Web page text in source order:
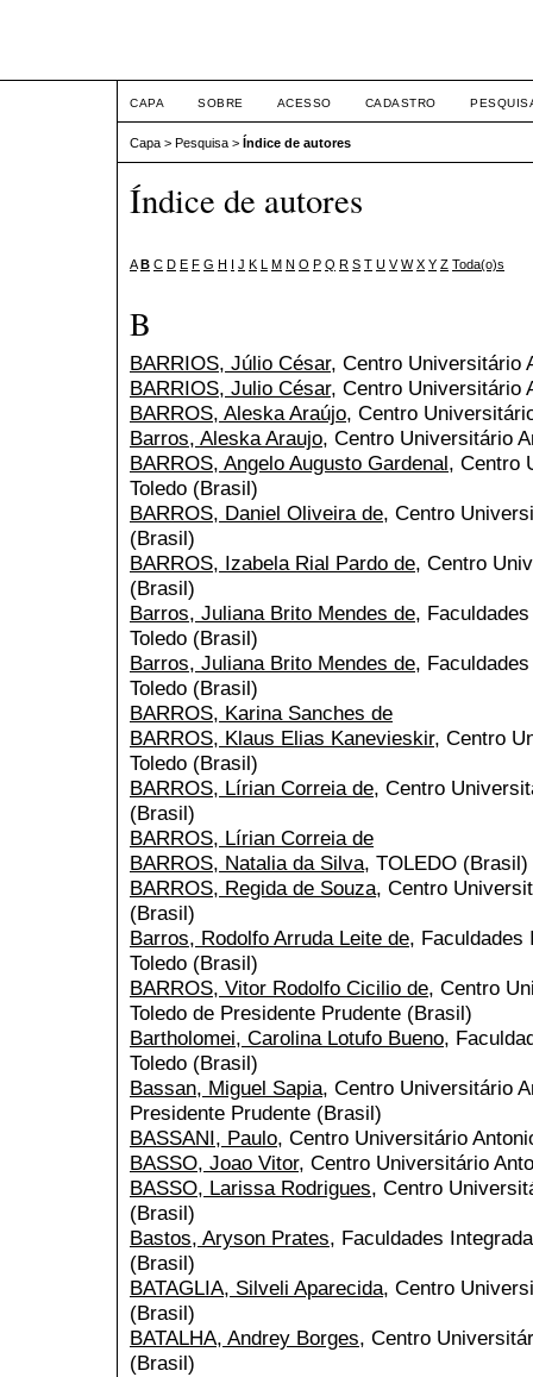
CAPA SOBRE ACESSO CADASTRO
Capa > Pesquisa > Índice de autores
Índice de autores
A B C D E F G H I J K L M N O P Q R S T U V W X Y Z Toda(o)s
B
BARRIOS, Júlio César, Centro Universitário
BARRIOS, Julio César, Centro Universitário
BARROS, Aleska Araújo, Centro
Barros, Aleska Araujo, Centro Universitário
BARROS, Angelo Augusto Gardenal, Centro
Toledo (Brasil)
BARROS, Daniel Oliveira de, Centro
(Brasil)
BARROS, Izabela Rial Pardo de, Centro
(Brasil)
Barros, Juliana Brito Mendes de,
Toledo (Brasil)
Barros, Juliana Brito Mendes de,
Toledo (Brasil)
BARROS, Karina Sanches de
BARROS, Klaus Elias Kanevieskir, Centro
Toledo (Brasil)
BARROS, Lírian Correia de, Centro
(Brasil)
BARROS, Lírian Correia de
BARROS, Natalia da Silva, TOLEDO (Brasil)
BARROS, Regida de Souza, Centro
(Brasil)
Barros, Rodolfo Arruda Leite de, Faculdades
Toledo (Brasil)
BARROS, Vitor Rodolfo Cicilio de, Centro
Toledo de Presidente Prudente (Brasil)
Bartholomei, Carolina Lotufo Bueno,
Toledo (Brasil)
Bassan, Miguel Sapia, Centro Universitário
Presidente Prudente (Brasil)
BASSANI, Paulo, Centro Universitário
BASSO, Joao Vitor, Centro Universitário
BASSO, Larissa Rodrigues, Centro
(Brasil)
Bastos, Aryson Prates, Faculdades
(Brasil)
BATAGLIA, Silveli Aparecida, Centro
(Brasil)
BATALHA, Andrey Borges, Centro
(Brasil)